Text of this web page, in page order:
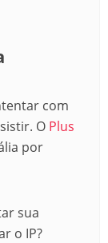
com
O Plus
por
sua
o IP?